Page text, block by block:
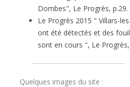
Dombes", Le Progrès,
Le Progrès 2015 " Villars-
ont été détectés et des
sont en cours ", Le
Quelques images du site :